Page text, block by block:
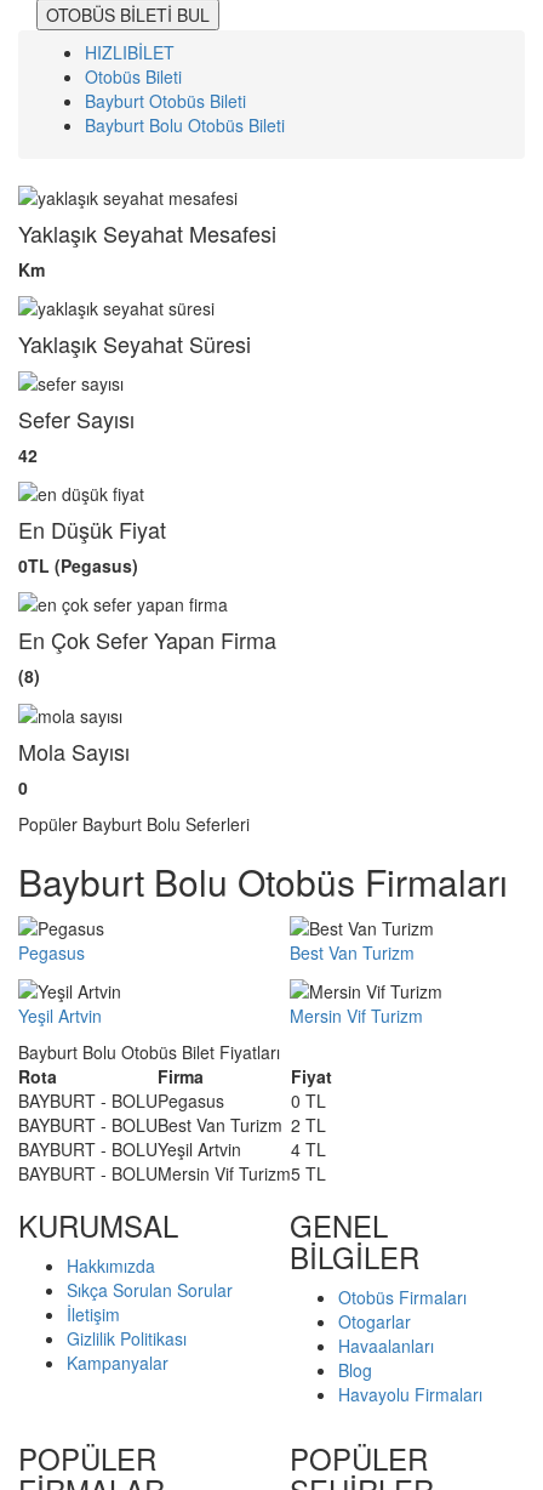
OTOBÜS BİLETİ BUL
HIZLIBİLET
Otobüs Bileti
Bayburt Otobüs Bileti
Bayburt Bolu Otobüs Bileti
Yaklaşık Seyahat Mesafesi
Km
Yaklaşık Seyahat Süresi
Sefer Sayısı
42
En Düşük Fiyat
0TL (Pegasus)
En Çok Sefer Yapan Firma
(8)
Mola Sayısı
0
Popüler Bayburt Bolu Seferleri
Bayburt Bolu Otobüs Firmaları
Pegasus Best Van Turizm
Yeşil Artvin
Mersin Vif Turizm
Bayburt Bolu Otobüs Bilet Fiyatları
Rota
Firma
Fiyat
BAYBURT - BOLUPegasus
0 TL
BAYBURT - BOLUBest Van Turizm 2 TL
BAYBURT - BOLUYeşil Artvin
4 TL
BAYBURT - BOLUMersin Vif Turizm5 TL
KURUMSAL
Hakkımızda
Sıkça Sorulan Sorular
İletişim
Gizlilik Politikası
Kampanyalar
GENEL
BİLGİLER
Otobüs Firmaları
Otogarlar
Havaalanları
Blog
Havayolu Firmaları
POPÜLER POPÜLER